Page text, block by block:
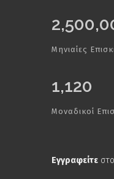
Μηνιαίες
1,120
Μοναδικοί
Εγγραφείτε